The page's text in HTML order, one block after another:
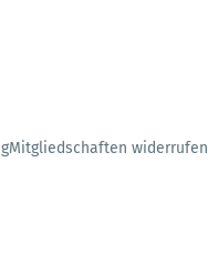
Mitgliedschaften widerrufen